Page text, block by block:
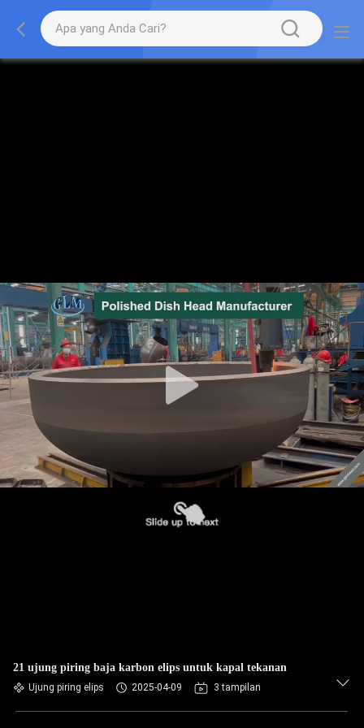
21 ujung piring baja karbon elips untuk kapal tekanan
Ujung piring elips 2025-04-09 3 tampilan